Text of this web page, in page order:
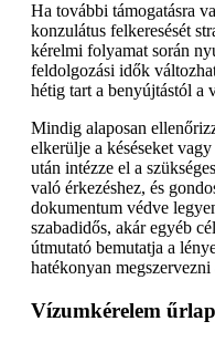
Ha további támogatásra
konzulátus felkeresését
kérelmi folyamat során
feldolgozási idők
hétig tart a benyújtástól a
Mindig alaposan
elkerülje a késéseket
után intézze el a
való érkezéshez, és
dokumentum védve
szabadidős, akár egyéb
útmutató bemutatja a
hatékonyan megszervezni
Vízumkérelem